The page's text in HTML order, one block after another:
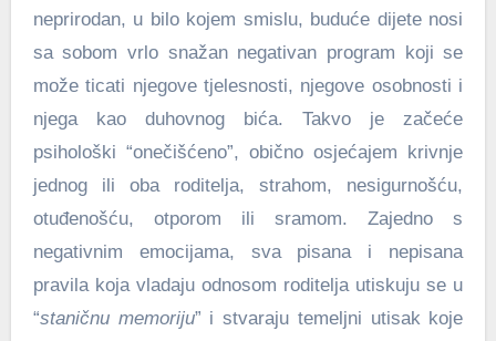
neprirodan, u bilo kojem smislu, buduće dijete nosi
sa sobom vrlo snažan negativan program koji se
može ticati njegove tjelesnosti, njegove osobnosti i
njega kao duhovnog bića. Takvo je začeće
psihološki “onečišćeno”, obično osjećajem krivnje
jednog ili oba roditelja, strahom, nesigurnošću,
otuđenošću, otporom ili sramom. Zajedno s
negativnim emocijama, sva pisana i nepisana
pravila koja vladaju odnosom roditelja utiskuju se u
“staničnu memoriju” i stvaraju temeljni utisak koje